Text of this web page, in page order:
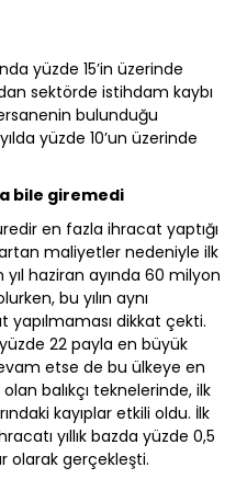
yüzde 15’in üzerinde
sektörde istihdam kaybı
bulunduğu
yüzde 10’un üzerinde
bile giremedi
en fazla ihracat yaptığı
maliyetler nedeniyle ilk
haziran ayında 60 milyon
bu yılın aynı
dikkat çekti.
22 payla en büyük
etse de bu ülkeye en
olan balıkçı teknelerinde, ilk
kayıplar etkili oldu. İlk
yıllık bazda yüzde 0,5
olarak gerçekleşti.